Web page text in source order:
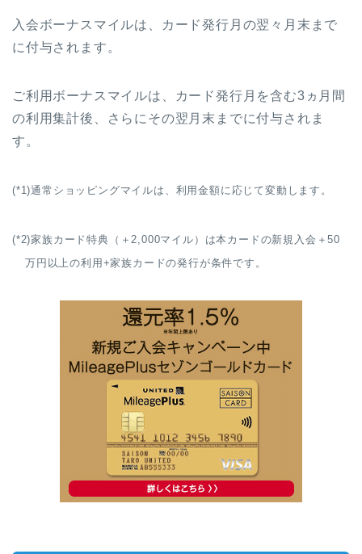
入会ボーナスマイルは、カード発行月の翌々月末まで
に付与されます。
ご利用ボーナスマイルは、カード発行月を含む3ヵ月間
の利用集計後、さらにその翌月末までに付与されま
す。
(*1)通常ショッピングマイルは、利用金額に応じて変動します。
(*2)家族カード特典（＋2,000マイル）は本カードの新規入会＋50
万円以上の利用+家族カードの発行が条件です。